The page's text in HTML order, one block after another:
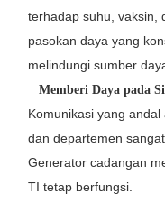
terhadap suhu, vaksin,
pasokan daya yang
melindungi sumber
Memberi Daya pada
Komunikasi yang
dan departemen
Generator cadangan
TI tetap berfungsi.